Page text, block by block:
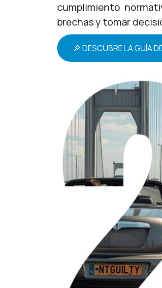
cumplimiento
brechas y tomar
🔎 DESCUBRE LA GUÍA